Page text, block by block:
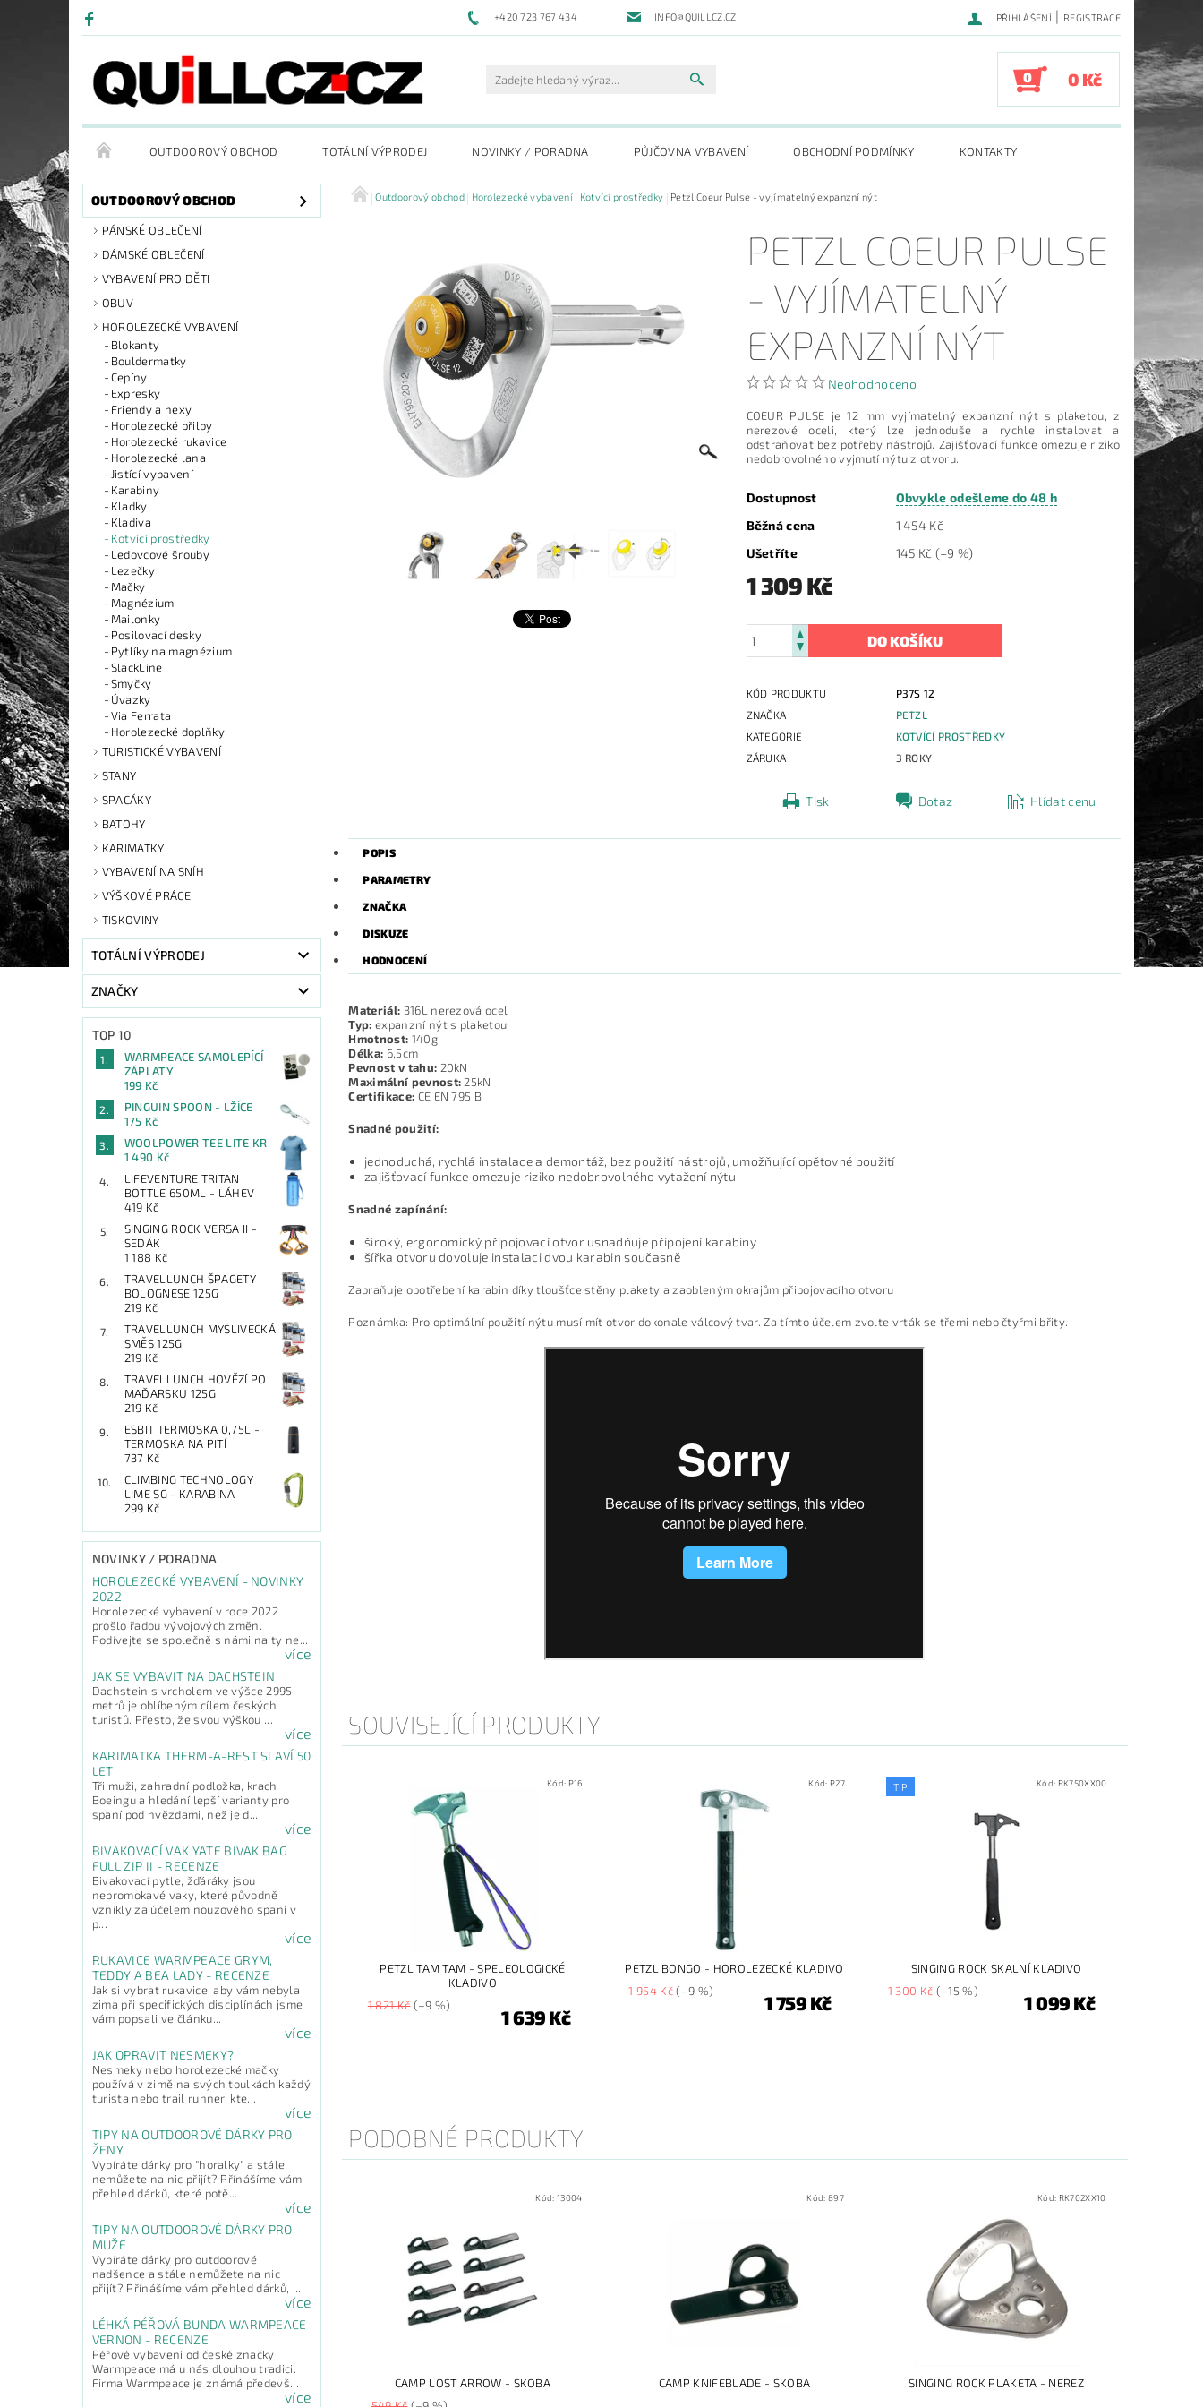
+420 723 767 434 INFO@QUILLCZ.CZ PŘIHLÁŠENÍ | REGISTRACE
0 0 Kč
OUTDOOROVÝ OBCHOD TOTÁLNÍ VÝPRODEJ NOVINKY / PORADNA PŮJČOVNA VYBAVENÍ OBCHODNÍ PODMÍNKY KONTAKTY
OUTDOOROVÝ OBCHOD
PÁNSKÉ OBLEČENÍ
DÁMSKÉ OBLEČENÍ
VYBAVENÍ PRO DĚTI
OBUV
HOROLEZECKÉ VYBAVENÍ
Blokanty
Bouldermatky
Cepíny
Expresky
Friendy a hexy
Horolezecké přilby
Horolezecké rukavice
Horolezecké lana
Jistící vybavení
Karabiny
Kladky
Kladiva
Kotvící prostředky
Ledovcové šrouby
Lezečky
Mačky
Magnézium
Mailonky
Posilovací desky
Pytlíky na magnézium
SlackLine
Smyčky
Úvazky
Via Ferrata
Horolezecké doplňky
TURISTICKÉ VYBAVENÍ
STANY
SPACÁKY
BATOHY
KARIMATKY
VYBAVENÍ NA SNÍH
VÝŠKOVÉ PRÁCE
TISKOVINY
TOTÁLNÍ VÝPRODEJ
ZNAČKY
TOP 10
WARMPEACE SAMOLEPÍCÍ
ZÁPLATY
199 Kč
PINGUIN SPOON - LŽÍCE
175 Kč
WOOLPOWER TEE LITE KR
1 490 Kč
LIFEVENTURE TRITAN
BOTTLE 650ML - LÁHEV
419 Kč
SINGING ROCK VERSA II -
SEDÁK
1 188 Kč
TRAVELLUNCH ŠPAGETY
BOLOGNESE 125G
219 Kč
TRAVELLUNCH MYSLIVECKÁ
SMĚS 125G
219 Kč
TRAVELLUNCH HOVĚZÍ PO
MAĎARSKU 125G
219 Kč
ESBIT TERMOSKA 0,75L -
TERMOSKA NA PITÍ
737 Kč
CLIMBING TECHNOLOGY
LIME SG - KARABINA
299 Kč
NOVINKY / PORADNA
HOROLEZECKÉ VYBAVENÍ - NOVINKY
2022
Horolezecké vybavení v roce 2022
prošlo řadou vývojových změn.
Podívejte se společně s námi na ty ne...
více
JAK SE VYBAVIT NA DACHSTEIN
Dachstein s vrcholem ve výšce 2995
metrů je oblíbeným cílem českých
turistů. Přesto, že svou výškou ...
více
KARIMATKA THERM-A-REST SLAVÍ 50
LET
Tři muži, zahradní podložka, krach
Boeingu a hledání lepší varianty pro
spaní pod hvězdami, než je d...
více
BIVAKOVACÍ VAK YATE BIVAK BAG
FULL ZIP II - RECENZE
Bivakovací pytle, žďáráky jsou
nepromokavé vaky, které původně
vznikly za účelem nouzového spaní v
p...
více
RUKAVICE WARMPEACE GRYM,
TEDDY A BEA LADY - RECENZE
Jak si vybrat rukavice, aby vám nebyla
zima při specifických disciplínách jsme
vám popsali ve článku...
více
JAK OPRAVIT NESMEKY?
Nesmeky nebo horolezecké mačky
používá v zimě na svých toulkách každý
turista nebo trail runner, kte...
více
TIPY NA OUTDOOROVÉ DÁRKY PRO
ŽENY
Vybíráte dárky pro "horalky" a stále
nemůžete na nic přijít? Přínášíme vám
přehled dárků, které potě...
více
TIPY NA OUTDOOROVÉ DÁRKY PRO
MUŽE
Vybíráte dárky pro outdoorové
nadšence a stále nemůžete na nic
přijít? Přínášíme vám přehled dárků, ...
více
LÉHKÁ PÉŘOVÁ BUNDA WARMPEACE
VERNON - RECENZE
Péřové vybavení od české značky
Warmpeace má u nás dlouhou tradici.
Firma Warmpeace je známá předevš...
více
Outdoorový obchod Horolezecké vybavení Kotvící prostředky Petzl Coeur Pulse - vyjímatelný expanzní nýt
PETZL COEUR PULSE
- VYJÍMATELNÝ
EXPANZNÍ NÝT
Neohodnoceno
COEUR PULSE je 12 mm vyjímatelný expanzní nýt s plaketou, z
nerezové oceli, který lze jednoduše a rychle instalovat a
odstraňovat bez potřeby nástrojů. Zajišťovací funkce omezuje riziko
nedobrovolného vyjmutí nýtu z otvoru.
Dostupnost
Obvykle odešleme do 48 h
Běžná cena
1 454 Kč
Ušetříte
145 Kč (–9 %)
1 309 Kč
KÓD PRODUKTU
P37S 12
ZNAČKA
PETZL
KATEGORIE
KOTVÍCÍ PROSTŘEDKY
ZÁRUKA
3 ROKY
Tisk Dotaz Hlídat cenu
POPIS
PARAMETRY
ZNAČKA
DISKUZE
HODNOCENÍ
Materiál: 316L nerezová ocel
Typ: expanzní nýt s plaketou
Hmotnost: 140g
Délka: 6,5cm
Pevnost v tahu: 20kN
Maximální pevnost: 25kN
Certifikace: CE EN 795 B
Snadné použití:
jednoduchá, rychlá instalace a demontáž, bez použití nástrojů, umožňující opětovné použití
zajišťovací funkce omezuje riziko nedobrovolného vytažení nýtu
Snadné zapínání:
široký, ergonomický připojovací otvor usnadňuje připojení karabiny
šířka otvoru dovoluje instalaci dvou karabin současně
Zabraňuje opotřebení karabin díky tloušťce stěny plakety a zaobleným okrajům připojovacího otvoru
Poznámka: Pro optimální použití nýtu musí mít otvor dokonale válcový tvar. Za tímto účelem zvolte vrták se třemi nebo čtyřmi břity.
SOUVISEJÍCÍ PRODUKTY
Kód: P16
PETZL TAM TAM - SPELEOLOGICKÉ
KLADIVO
1 821 Kč(–9 %)
1 639 Kč
Kód: P27
PETZL BONGO - HOROLEZECKÉ KLADIVO
1 954 Kč(–9 %)
1 759 Kč
TIP Kód: RK750XX00
SINGING ROCK SKALNÍ KLADIVO
1 300 Kč(–15 %)
1 099 Kč
PODOBNÉ PRODUKTY
Kód: 13004
CAMP LOST ARROW - SKOBA
Kód:897
CAMP KNIFEBLADE - SKOBA
Kód: RK702XX10
SINGING ROCK PLAKETA - NEREZ